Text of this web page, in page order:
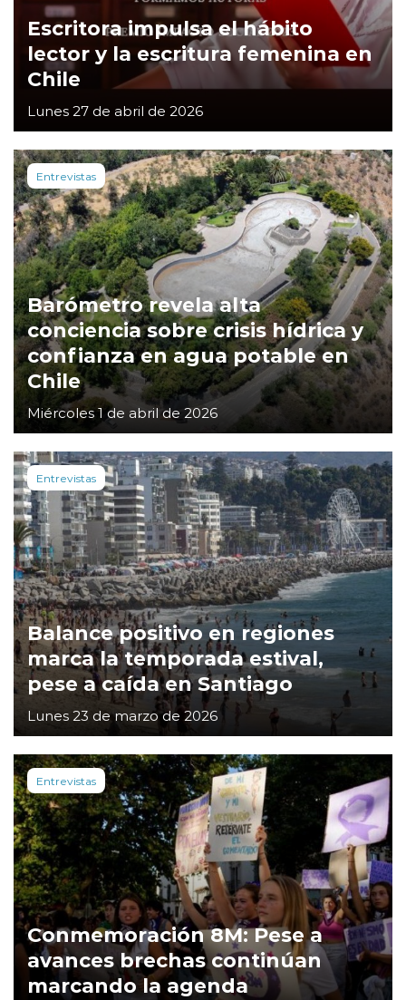
Escritora impulsa el hábito
lector y la escritura femenina en
Chile
Lunes 27 de abril de 2026
Entrevistas
Barómetro revela alta
conciencia sobre crisis hídrica y
confianza en agua potable en
Chile
Miércoles 1 de abril de 2026
Entrevistas
Balance positivo en regiones
marca la temporada estival,
pese a caída en Santiago
Lunes 23 de marzo de 2026
Entrevistas
Conmemoración 8M: Pese a
avances brechas continúan
marcando la agenda